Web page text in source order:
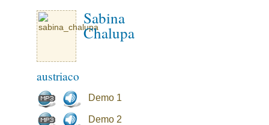
Sabina
Chalupa
austriaco
Demo 1
Demo 2